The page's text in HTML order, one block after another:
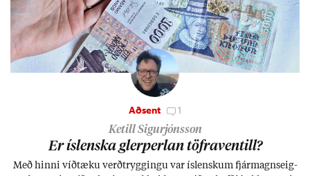
Aðsent 1
Ketill Sigurjónsson
Er ís­lenska glerperl­an töfra­ventill?
Með hinni víð­tæku verð­trygg­ingu var ís­lensk­um fjár­magns­eig­